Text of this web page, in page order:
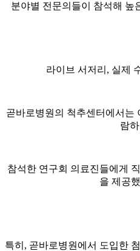
분야별 전문의들이 참석해 높
라이브 서저리, 실제
곧바로병원의 척추센터에서는
람
참석한 연구회 의료진들에게
을 제공
특히, 곧바로병원에서 도입한